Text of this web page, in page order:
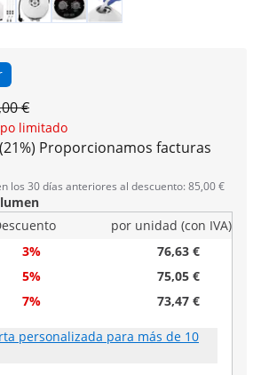
€
limitado
Proporcionamos facturas
los 30 días anteriores al descuento: 85,00 €
por unidad (con IVA)
3%
76,63 €
5%
75,05 €
7% 73,47 €
personalizada para más de 10